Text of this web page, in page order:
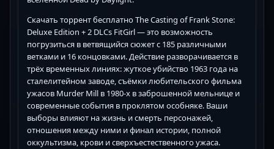
Скачать торрент бесплатно The Casting of Frank Stone:
Deluxe Edition + 2 DLCs FitGirl — это возможность
погрузиться в ветвящийся сюжет с 185 различными
ветками и 16 концовками. Действие разворачивается в
трёх временных линиях: жуткое убийство 1963 года на
сталелитейном заводе, съёмки любительского фильма
ужасов Murder Mill в 1980-х в заброшенной мельнице и
современные события в проклятом особняке. Ваши
выборы влияют на жизнь и смерть персонажей,
отношения между ними и финал истории, полной
оккультизма, крови и сверхъестественного ужаса.